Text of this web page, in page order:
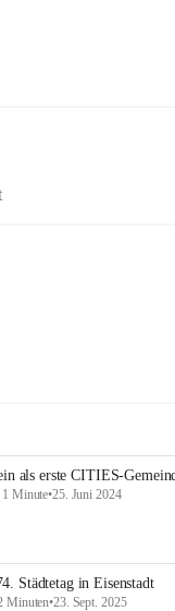
als erste CITIES-
1 Minute•25. Juni 2024
Städtetag in Eisenstadt
Minuten•23. Sept. 2025